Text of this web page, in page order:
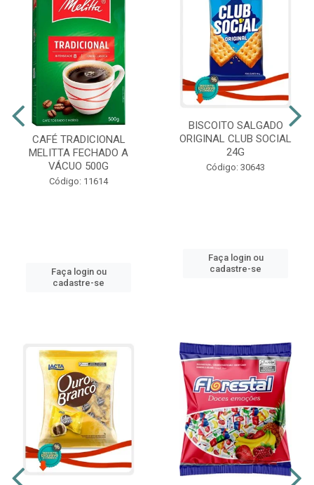
CAFÉ TRADICIONAL
MELITTA FECHADO A
VÁCUO 500G
Código: 11614
Faça login ou
cadastre-se
BISCOITO SALGADO
ORIGINAL CLUB SOCIAL
24G
Código: 30643
Faça login ou
cadastre-se